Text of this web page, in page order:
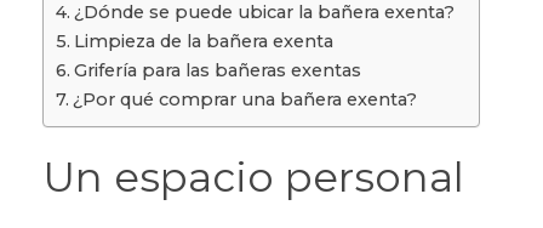
¿Dónde se puede ubicar la bañera exenta?
Limpieza de la bañera exenta
Grifería para las bañeras exentas
¿Por qué comprar una bañera exenta?
Un espacio personal